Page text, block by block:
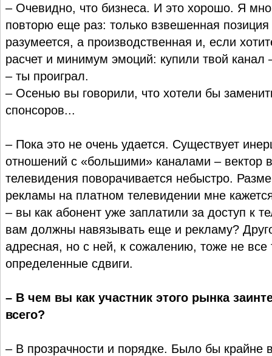
– Очевидно, что бизнеса. И это хорошо. Я
повторю еще раз: только взвешенная позиция
разумеется, а производственная и, если
расчет и минимум эмоций: купили твой канал
– ты проиграл.
– Осенью вы говорили, что хотели бы
спонсоров...
– Пока это не очень удается. Существует
отношений с «большими» каналами – вектор
телевидения поворачивается небыстро.
рекламы на платном телевидении мне
– вы как абонент уже заплатили за доступ к
вам должны навязывать еще и рекламу?
адресная, но с ней, к сожалению, тоже не все
определенные сдвиги.
– В чем вы как участник этого рынка
всего?
– В прозрачности и порядке. Было бы крайне